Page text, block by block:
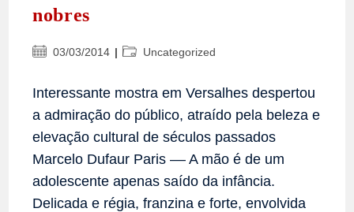
nobres
Post03/03/2014
Categoria
Uncategorized
Interessante mostra em Versalhes despertou
a admiração do público, atraído pela beleza e
elevação cultural de séculos passados
Marcelo Dufaur Paris –– A mão é de um
adolescente apenas saído da infância.
Delicada e régia, franzina e forte, envolvida